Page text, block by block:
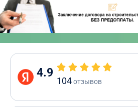
4.9
104отзывов